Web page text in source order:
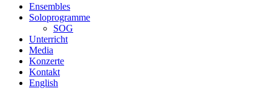
Ensembles
Soloprogramme
SOG
Unterricht
Media
Konzerte
Kontakt
English